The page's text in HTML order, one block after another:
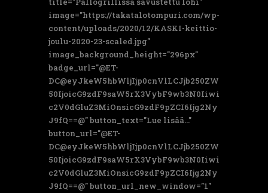
image="https://takatalotompuri.com/wp-
content/uploads/2020/12/KASKI-keittio-
joulu-2020-23-scaled.jpg"
image_background_height="296px"
badge_url="@ET-
DC@eyJkeW5hbWljIjp0cnVlLCJjb250ZW
50IjoicG9zdF9saW5rX3VybF9wb3N0Iiwi
c2V0dGluZ3MiOnsicG9zdF9pZCI6Ijg2Ny
J9fQ==@" button_text="Lue lisää..."
button_url="@ET-
DC@eyJkeW5hbWljIjp0cnVlLCJjb250ZW
50IjoicG9zdF9saW5rX3VybF9wb3N0Iiwi
c2V0dGluZ3MiOnsicG9zdF9pZCI6Ijg2Ny
J9fQ==@" button_url_new_window="1"